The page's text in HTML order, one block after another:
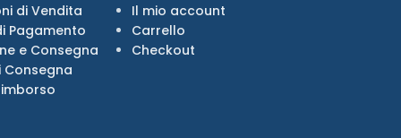
di Vendita
Pagamento
e Consegna
Consegna
Il mio account
Carrello
Checkout